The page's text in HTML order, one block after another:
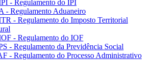
- Regulamento do IPI
- Regulamento Aduaneiro
- Regulamento do Imposto Territorial
- Regulamento do IOF
- Regulamento da Previdência Social
- Regulamento do Processo Administrativo